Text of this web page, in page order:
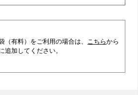
（有料）をご利用の場合は、 こちらから
追加してください。